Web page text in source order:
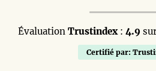
accompagnement. Je n’aurais
Évaluation Trustindex : 4.9
Certifié par: